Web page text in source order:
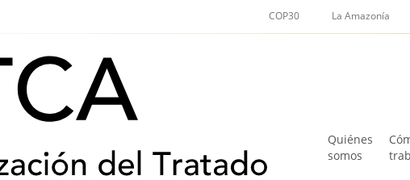
COP30 La Amazonía
Quiénes
somos